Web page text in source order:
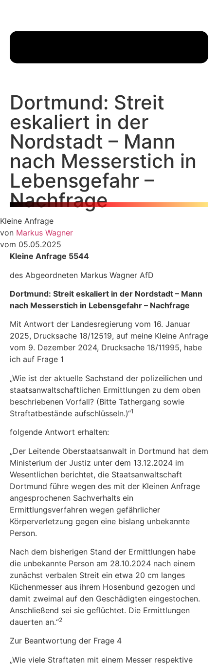
Dortmund: Streit
eskaliert in der
Nordstadt – Mann
nach Messerstich in
Lebensgefahr –
Nachfrage
Kleine Anfrage
von Markus Wagner
vom 05.05.2025
Kleine Anfrage 5544
des Abgeordneten Markus Wagner AfD
Dortmund: Streit eskaliert in der Nordstadt – Mann
nach Messerstich in Lebensgefahr – Nachfrage
Mit Antwort der Landesregierung vom 16. Januar
2025, Drucksache 18/12519, auf meine Kleine Anfrage
vom 9. Dezember 2024, Drucksache 18/11995, habe
ich auf Frage 1
„Wie ist der aktuelle Sachstand der polizeilichen und
staatsanwaltschaftlichen Ermittlungen zu dem oben
beschriebenen Vorfall? (Bitte Tathergang sowie
Straftatbestände aufschlüsseln.)“1
folgende Antwort erhalten:
„Der Leitende Oberstaatsanwalt in Dortmund hat dem
Ministerium der Justiz unter dem 13.12.2024 im
Wesentlichen berichtet, die Staatsanwaltschaft
Dortmund führe wegen des mit der Kleinen Anfrage
angesprochenen Sachverhalts ein
Ermittlungsverfahren wegen gefährlicher
Körperverletzung gegen eine bislang unbekannte
Person.
Nach dem bisherigen Stand der Ermittlungen habe
die unbekannte Person am 28.10.2024 nach einem
zunächst verbalen Streit ein etwa 20 cm langes
Küchenmesser aus ihrem Hosenbund gezogen und
damit zweimal auf den Geschädigten eingestochen.
Anschließend sei sie geflüchtet. Die Ermittlungen
dauerten an.“2
Zur Beantwortung der Frage 4
„Wie viele Straftaten mit einem Messer respektive